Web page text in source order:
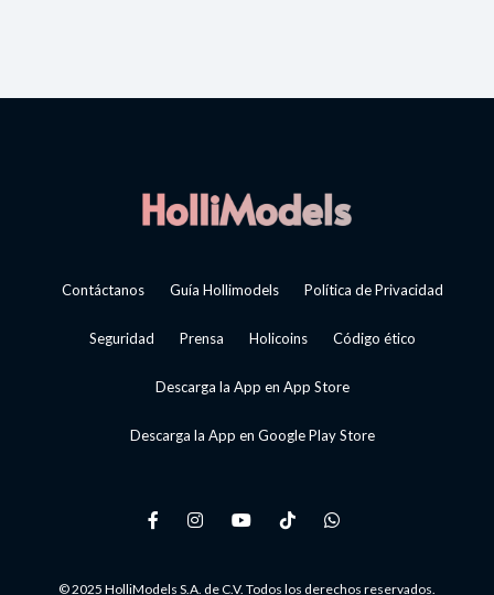
Contáctanos Guía Hollimodels Política de Privacidad
Seguridad Prensa Holicoins Código ético
Descarga la App en App Store
Descarga la App en Google Play Store
© 2025 HolliModels S.A. de C.V. Todos los derechos reservados.